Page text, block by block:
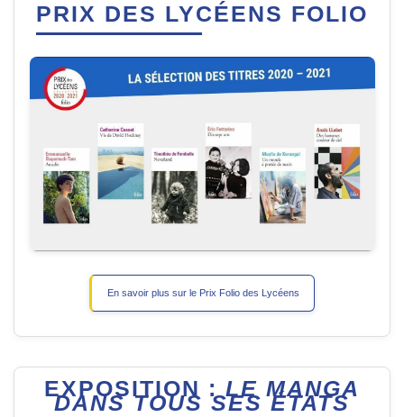
PRIX DES LYCÉENS FOLIO
En savoir plus sur le Prix Folio des Lycéens
EXPOSITION : LE MANGA
DANS TOUS SES ÉTATS